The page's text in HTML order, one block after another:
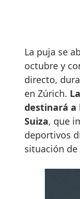
La puja se
octubre y
directo,
en Zúrich.
destinará a
Suiza, que
deportivos
situación